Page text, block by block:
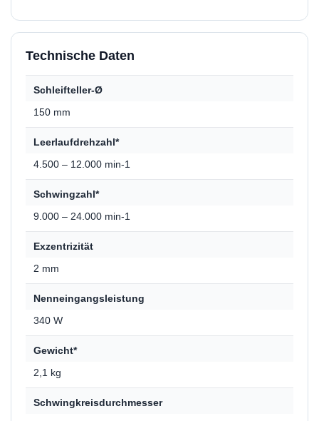
Technische Daten
Schleifteller-Ø
150 mm
Leerlaufdrehzahl*
4.500 – 12.000 min-1
Schwingzahl*
9.000 – 24.000 min-1
Exzentrizität
2 mm
Nenneingangsleistung
340 W
Gewicht*
2,1 kg
Schwingkreisdurchmesser